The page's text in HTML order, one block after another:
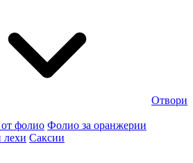
Отвори
фолио Фолио за оранжерии
лехи Саксии